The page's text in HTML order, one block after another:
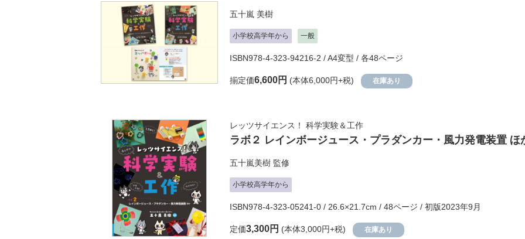
五十嵐 美樹
小学校高学年から 一般
ISBN978-4-323-94216-2 / A4変型 / 各48ページ
揃定価6,600円 (本体6,000円+税) 在庫あり
レッツサイエンス！ 科学実験＆工作
ラボ２ レインボージュース・プラダンカー・風力発電装置 ほ
五十嵐美樹 監修
小学校高学年から
ISBN978-4-323-05241-0 / 26.6×21.7cm / 48ページ / 初版2023年9月
定価3,300円 (本体3,000円+税) 在庫あり